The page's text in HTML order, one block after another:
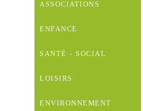
ASSOCIATIONS
ENFANCE
SANTÉ - SOCIAL
LOISIRS
ENVIRONNEMENT